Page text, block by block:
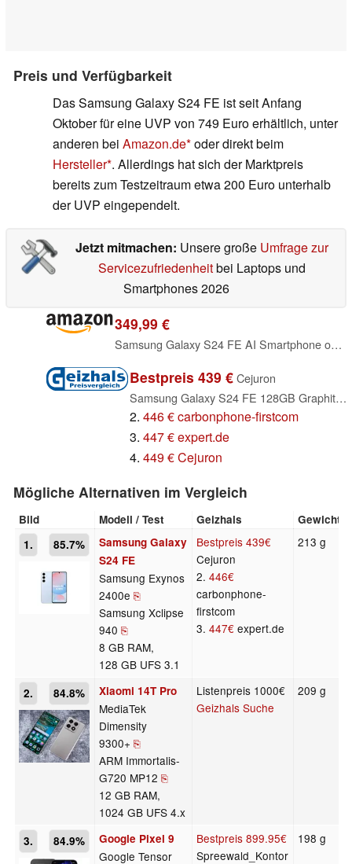
Preis und Verfügbarkeit
Das Samsung Galaxy S24 FE ist seit Anfang
Oktober für eine UVP von 749 Euro erhältlich, unter
anderen bei Amazon.de oder direkt beim
Hersteller . Allerdings hat sich der Marktpreis
bereits zum Testzeitraum etwa 200 Euro unterhalb
der UVP eingependelt.
Jetzt mitmachen: Unsere große Umfrage zur
Servicezufriedenheitbei Laptops und
Smartphones 2026
349,99 €
Samsung Galaxy S24 FE AI Smartphone ohne Vertrag, AI Handy mit Android, 8 GB RAM, 128 GB Speicher, 50-MP-Kamera, Lange Akkulaufzeit, Graphite, 36 Monate Herstellergarantie [Exklusiv bei Amazon]
Bestpreis 439 €Cejuron
Samsung Galaxy S24 FE 128GB Graphite (SM-S721BZKD)
2. 446 € carbonphone-firstcom
3. 447 € expert.de
4. 449 € Cejuron
Mögliche Alternativen im Vergleich
Bild Modell / Test Geizhals Gewicht
1.
85.7%
Samsung Galaxy
S24 FE
Samsung Exynos
2400e ⎘
Samsung Xclipse
940 ⎘
8 GB RAM,
128 GB UFS 3.1
Bestpreis 439€
Cejuron
2.446€
carbonphone-
firstcom
3.447€ expert.de
213 g
2. 84.8% Xiaomi 14T Pro
MediaTek
Dimensity
9300+ ⎘
ARM Immortalis-
G720 MP12 ⎘
12 GB RAM,
1024 GB UFS 4.x
Listenpreis 1000€
Geizhals Suche
209 g
3. 84.9% Google Pixel 9
Google Tensor
Bestpreis 899.95€
Spreewald_Kontor
198 g